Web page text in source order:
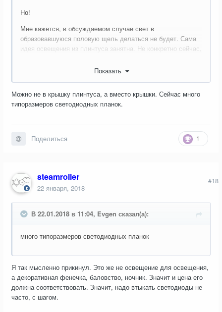
Но!
Мне кажется, в обсуждаемом случае свет в
образовавшуюся половую щель делаться не будет. Сама
идея освещения из плинтуса занятна. Не конкретно сейчас,
Предлагаю не бросать. Теперь везде есть плинтусы с
светодиодов навтыкать.
Показать
Можно не в крышку плинтуса, а вместо крышки. Сейчас много
типоразмеров светодиодных планок.
1
Поделиться
steamroller
22 января, 2018
#18
В 22.01.2018 в 11:04, Evgen сказал(а):
много типоразмеров светодиодных планок
Я так мысленно прикинул. Это же не освещение для освещения,
а декоративная фенечка, баловство, ночник. Значит и цена его
должна соответствовать. Значит, надо втыкать светодиоды не
часто, с шагом.